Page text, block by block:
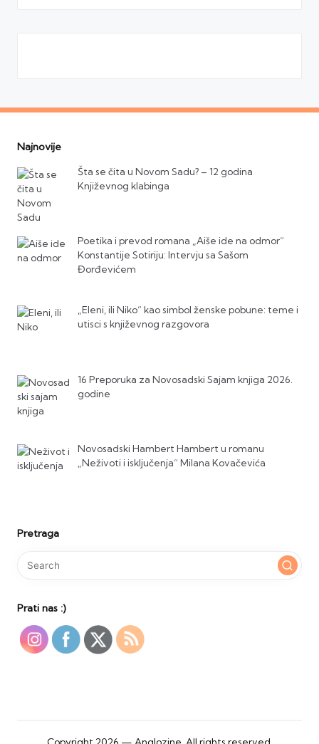
Najnovije
Šta se čita u Novom Sadu? – 12 godina
Književnog klabinga
Poetika i prevod romana „Aiše ide na odmor“
Konstantije Sotiriju: Intervju sa Sašom
Đorđevićem
„Eleni, ili Niko“ kao simbol ženske pobune: teme i
utisci s književnog razgovora
16 Preporuka za Novosadski Sajam knjiga 2026.
godine
Novosadski Hambert Hambert u romanu
„Neživoti i isključenja“ Milana Kovačevića
Pretraga
Prati nas :)